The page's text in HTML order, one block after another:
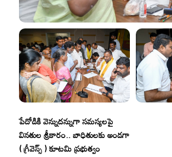
పేదోడికి వెన్నుదన్నుగా సమస్యలపై
వినతుల శ్రీకారం.. బాధితులకు అండగా
( గ్రీవెన్స్ ) కూటమి ప్రభుత్వం